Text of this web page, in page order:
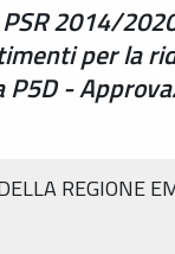
2014/
per la
-
REGIONE